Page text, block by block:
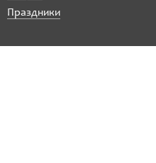
Праздники